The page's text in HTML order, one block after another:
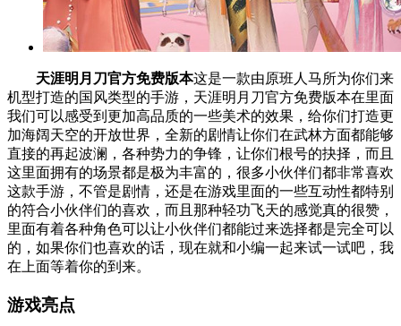
天涯明月刀官方免费版本这是一款由原班人马所为你们来
机型打造的国风类型的手游，天涯明月刀官方免费版本在里面
我们可以感受到更加高品质的一些美术的效果，给你们打造更
加海阔天空的开放世界，全新的剧情让你们在武林方面都能够
直接的再起波澜，各种势力的争锋，让你们根号的抉择，而且
这里面拥有的场景都是极为丰富的，很多小伙伴们都非常喜欢
这款手游，不管是剧情，还是在游戏里面的一些互动性都特别
的符合小伙伴们的喜欢，而且那种轻功飞天的感觉真的很赞，
里面有着各种角色可以让小伙伴们都能过来选择都是完全可以
的，如果你们也喜欢的话，现在就和小编一起来试一试吧，我
在上面等着你的到来。
游戏亮点